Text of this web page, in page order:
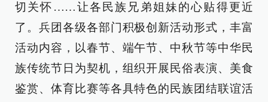
切关怀……让各民族兄弟姐妹的心贴得更近
了。兵团各级各部门积极创新活动形式，丰富
活动内容，以春节、端午节、中秋节等中华民
族传统节日为契机，组织开展民俗表演、美食
鉴赏、体育比赛等各具特色的民族团结联谊活